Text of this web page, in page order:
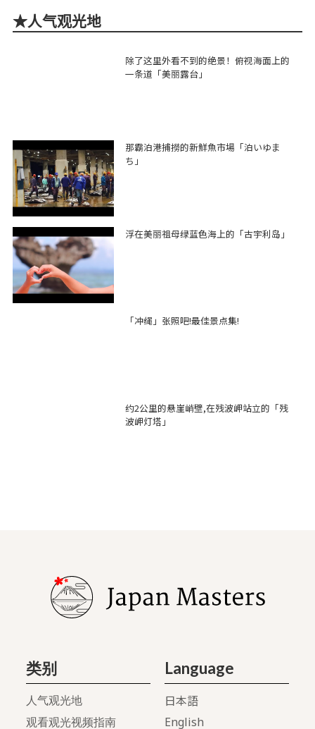
★人气观光地
除了这里外看不到的绝景！俯视海面上的
一条道「美丽露台」
那霸泊港捕撈的新鮮魚市場「泊いゆま
ち」
浮在美丽祖母绿蓝色海上的「古宇利岛」
「冲绳」张照吧!最佳景点集!
约2公里的悬崖峭壁,在残波岬站立的「残
波岬灯塔」
类别
人气观光地
观看观光视频指南
Language
日本語
English